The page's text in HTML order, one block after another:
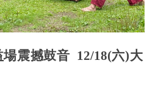
震撼鼓音 12/18(六)大